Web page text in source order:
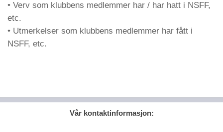
• Verv som klubbens medlemmer har / har hatt i NSFF,
etc.
• Utmerkelser som klubbens medlemmer har fått i
NSFF, etc.
Vår kontaktinformasjon: